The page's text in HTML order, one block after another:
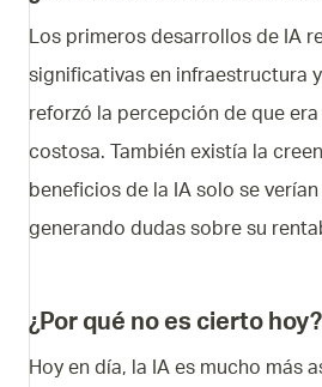
Los primeros desarrollos de IA
significativas en infraestructura
reforzó la percepción de que
costosa. También existía la
beneficios de la IA solo se
generando dudas sobre su
¿Por qué no es cierto hoy?
Hoy en día, la IA es mucho más